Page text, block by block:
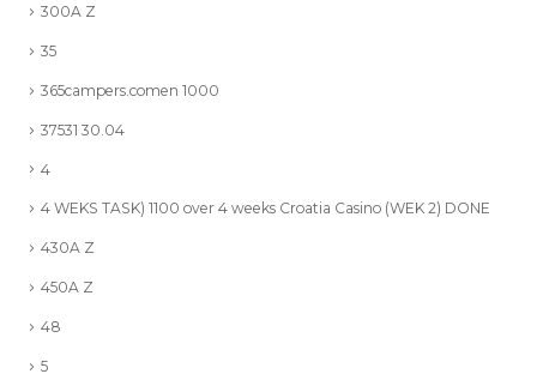
300A Z
35
365campers.comen 1000
37531 30.04
4
4 WEKS TASK) 1100 over 4 weeks Croatia Casino (WEK 2) DONE
430A Z
450A Z
48
5